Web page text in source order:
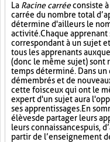
La Racine carréeconsiste à
carrée du nombre total
détermine d'ailleurs le
activité. Chaque
correspondant à un sujet
tous les apprenants
(donc le même sujet) sont
temps déterminé. Dans
démembrés et de
cette fois ceux qui ont le
expert d'un sujet aura
ses apprentissages. En
élèves de partager leurs
leurs connaissances puis,
partir de l’enseignement